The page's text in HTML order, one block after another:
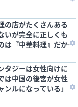
の店がたくさんある
いが完全に正しくも
『中華料理』だか
タジーは女性向けに
は中国の後宮が女性
ルになっている」